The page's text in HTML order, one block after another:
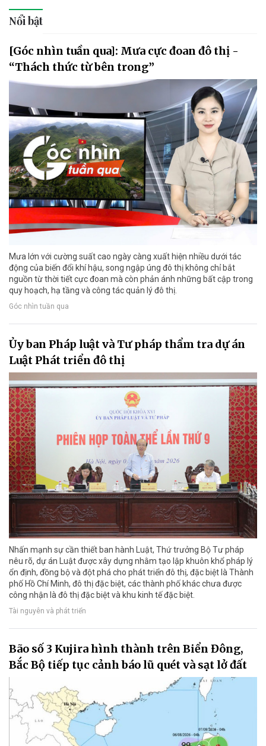
Nổi bật
[Góc nhìn tuần qua]: Mưa cực đoan đô thị -
“Thách thức từ bên trong”
Mưa lớn với cường suất cao ngày càng xuất hiện nhiều dưới tác
động của biến đổi khí hậu, song ngập úng đô thị không chỉ bắt
nguồn từ thời tiết cực đoan mà còn phản ánh những bất cập trong
quy hoạch, hạ tầng và công tác quản lý đô thị.
Góc nhìn tuần qua
Ủy ban Pháp luật và Tư pháp thẩm tra dự án
Luật Phát triển đô thị
Nhấn mạnh sự cần thiết ban hành Luật, Thứ trưởng Bộ Tư pháp
nêu rõ, dự án Luật được xây dựng nhằm tạo lập khuôn khổ pháp lý
ổn định, đồng bộ và đột phá cho phát triển đô thị, đặc biệt là Thành
phố Hồ Chí Minh, đô thị đặc biệt, các thành phố khác chưa được
công nhận là đô thị đặc biệt và khu kinh tế đặc biệt.
Tài nguyên và phát triển
Bão số 3 Kujira hình thành trên Biển Đông,
Bắc Bộ tiếp tục cảnh báo lũ quét và sạt lở đất